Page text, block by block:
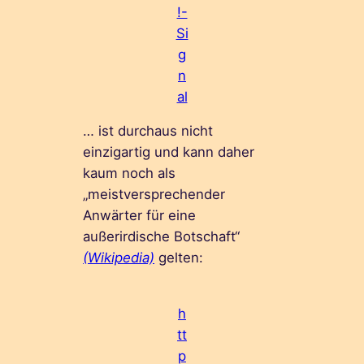
!-
Si
g
n
al
… ist durchaus nicht
einzigartig und kann daher
kaum noch als
„meistversprechender
Anwärter für eine
außerirdische Botschaft“
(Wikipedia) gelten:
h
tt
p